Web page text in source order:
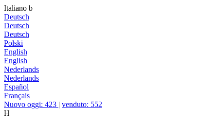
Italiano b
Deutsch
Deutsch
Deutsch
Polski
English
English
Nederlands
Nederlands
Español
Français
Nuovo oggi: 423 | venduto: 552
H